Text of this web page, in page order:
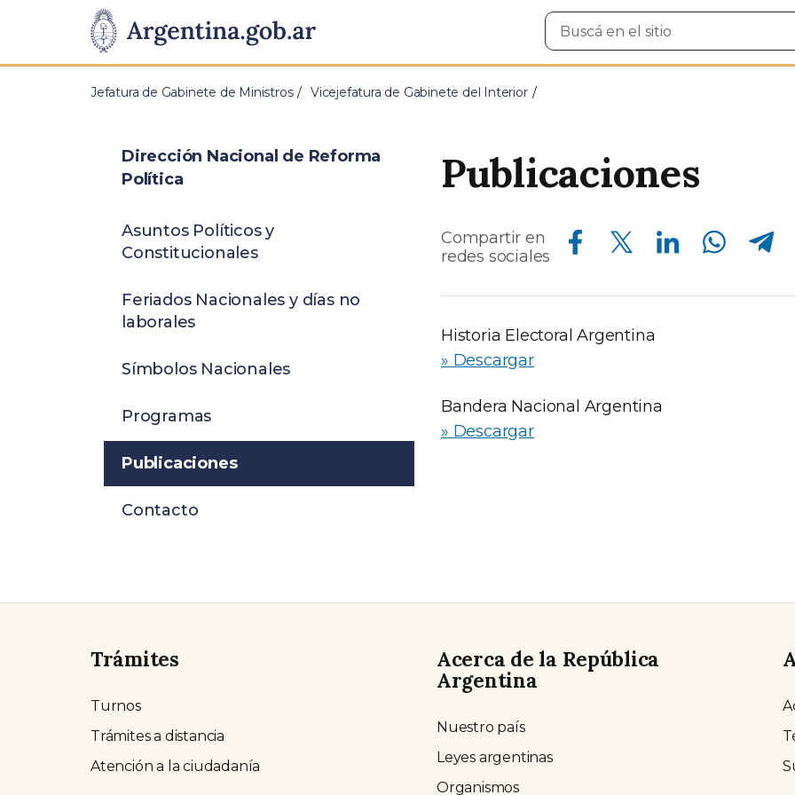
Presidencia
de
Pasar al contenido principal
Buscar
en
Jefatura de Gabinete de Ministros Vicejefatura de Gabinete del Interior
Publicaciones
Compartir en
redes sociales
Compartir en Facebook Compartir en Twitter Compartir en Linkedin Compartir en Whatsapp Compartir en Telegram
Historia Electoral Argentina
» Descargar
Bandera Nacional Argentina
» Descargar
Dirección Nacional de Reforma
Política
Asuntos Políticos y
Constitucionales
Feriados Nacionales y días no
laborales
Símbolos Nacionales
Programas
Publicaciones
Contacto
Trámites
Turnos
Trámites a distancia
Atención a la ciudadanía
Acerca de la República
Argentina
Nuestro país
Leyes argentinas
Organismos